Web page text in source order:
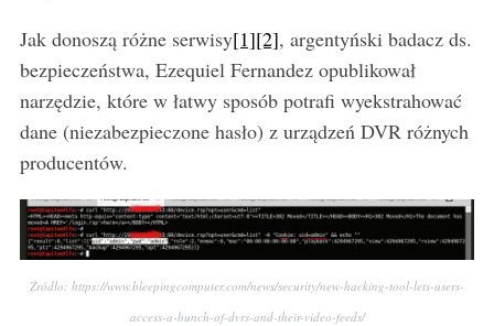
Jak donoszą różne serwisy[1][2], argentyński badacz ds.
bezpieczeństwa, Ezequiel Fernandez opublikował
narzędzie, które w łatwy sposób potrafi wyekstrahować
dane (niezabezpieczone hasło) z urządzeń DVR różnych
producentów.
Źródło: https://www.bleepingcomputer.com/news/security/new-hacking-tool-lets-users-
access-a-bunch-of-dvrs-and-their-video-feeds/